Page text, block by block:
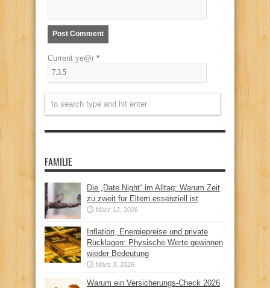
Current ye@r *
FAMILIE
Die „Date Night“ im Alltag: Warum Zeit
zu zweit für Eltern essenziell ist
März 12, 2026
Inflation, Energiepreise und private
Rücklagen: Physische Werte gewinnen
wieder Bedeutung
März 3, 2026
Warum ein Versicherungs-Check 2026